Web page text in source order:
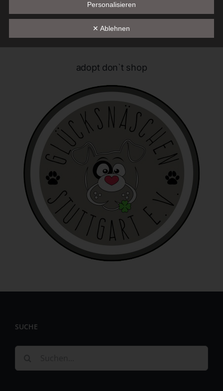
adopt don`t shop
SUCHE
nach:
durch den Europäischen Richtlinien- und Verordnungsgeber
beim Erlass der Datenschutz-Grundverordnung (DS-GVO)
verwendet wurden. Unsere Datenschutzerklärung soll sowohl für
die Öffentlichkeit als auch für unsere Kunden und
Begrifflichkeiten erläutern.
Wir verwenden in dieser Datenschutzerklärung unter anderem
die folgenden Begriffe:
a) personenbezogene Daten
Personenbezogene Daten sind alle Informationen, die
sich auf eine identifizierte oder identifizierbare natürliche
Person (im Folgenden "betroffene Person") beziehen. Als
identifizierbar wird eine natürliche Person angesehen, die
direkt oder indirekt, insbesondere mittels Zuordnung zu
einer Kennung wie einem Namen, zu einer Kennnummer,
zu Standortdaten, zu einer Online-Kennung oder zu
einem oder mehreren besonderen Merkmalen, die
Ausdruck der physischen, physiologischen, genetischen,
psychischen, wirtschaftlichen, kulturellen oder sozialen
Identität dieser natürlichen Person sind, identifiziert
Betroffene Person ist jede identifizierte oder
Verantwortlichen verarbeitet werden.
Verfahren ausgeführte Vorgang oder jede solche
Personalisieren
✕ Ablehnen